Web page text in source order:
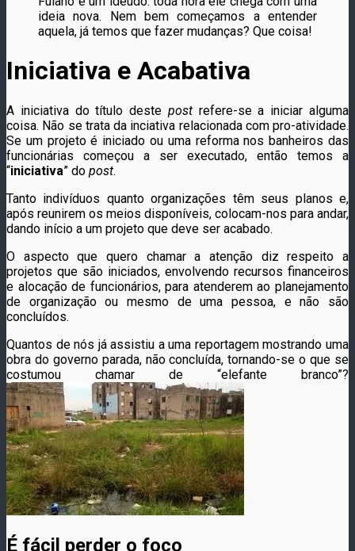
ideia nova. Nem bem começamos a entender
aquela, já temos que fazer mudanças? Que coisa!
Iniciativa e Acabativa
A iniciativa do título deste postrefere-se a iniciar alguma
coisa. Não se trata da inciativa relacionada com pro-atividade.
Se um projeto é iniciado ou uma reforma nos banheiros das
funcionárias começou a ser executado, então temos a
“iniciativa” do post.
Tanto indivíduos quanto organizações têm seus planos e,
após reunirem os meios disponíveis, colocam-nos para andar,
dando início a um projeto que deve ser acabado.
O aspecto que quero chamar a atenção diz respeito a
projetos que são iniciados, envolvendo recursos financeiros
e alocação de funcionários, para atenderem ao planejamento
de organização ou mesmo de uma pessoa, e não são
concluídos.
Quantos de nós já assistiu a uma reportagem mostrando uma
obra do governo parada, não concluída, tornando-se o que se
costumou chamar de “elefante branco”?
É fácil perder o foco